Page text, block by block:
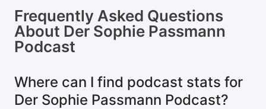
Frequently Asked Questions
About Der Sophie Passmann
Podcast
Where can I find podcast stats for
Der Sophie Passmann Podcast?